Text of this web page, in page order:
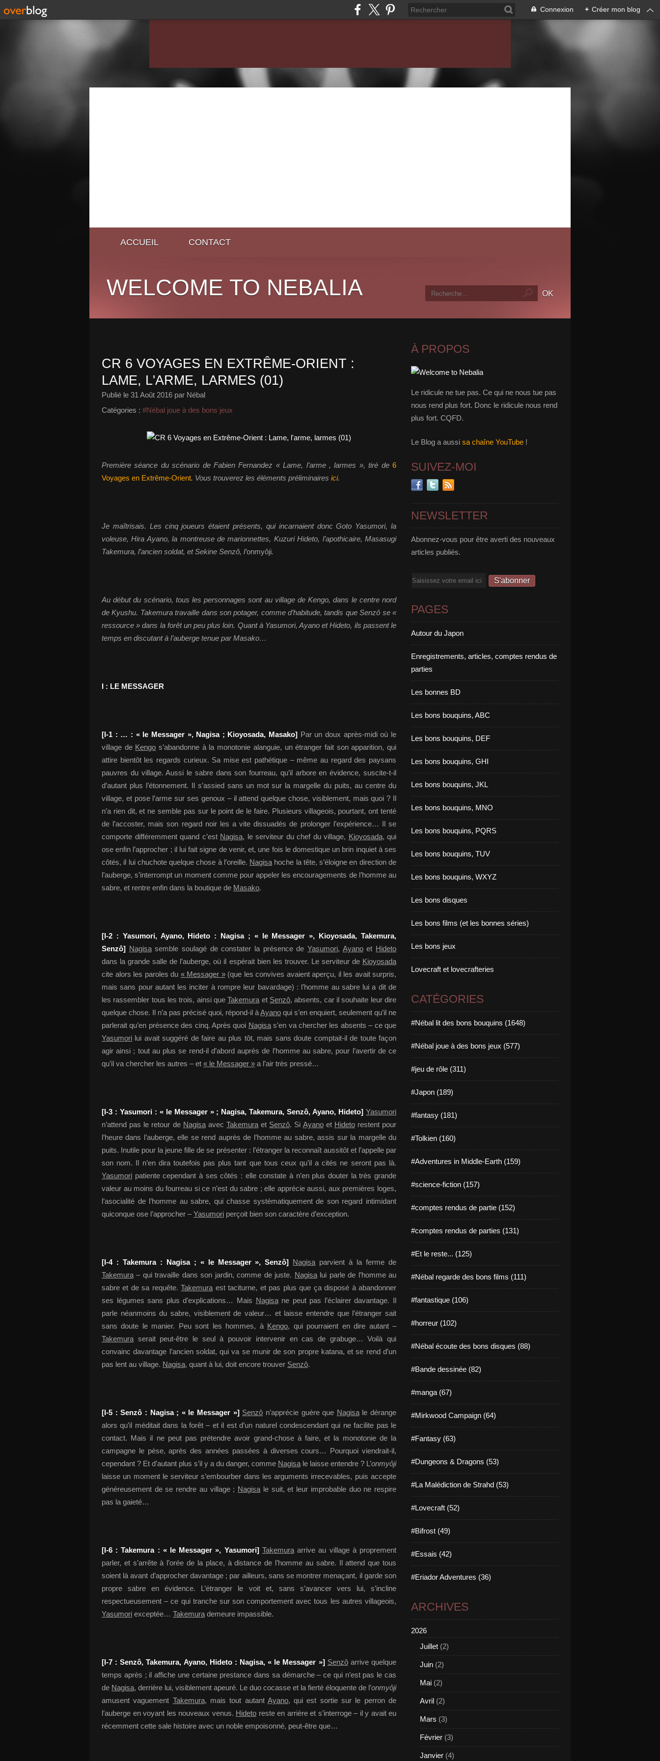
Connexion + Créer mon blog
ACCUEIL CONTACT
WELCOME TO NEBALIA
CR 6 VOYAGES EN EXTRÊME-ORIENT :
LAME, L'ARME, LARMES (01)
Publié le 31 Août 2016 par Nébal
Catégories : #Nébal joue à des bons jeux
Première séance du scénario de Fabien Fernandez « Lame, l’arme , larmes », tiré de 6
Voyages en Extrême-Orient. Vous trouverez les éléments préliminaires ici.
Je maîtrisais. Les cinq joueurs étaient présents, qui incarnaient donc Goto Yasumori, la
voleuse, Hira Ayano, la montreuse de marionnettes, Kuzuri Hideto, l’apothicaire, Masasugi
Takemura, l’ancien soldat, et Sekine Senzô, l’onmyôji.
Au début du scénario, tous les personnages sont au village de Kengo, dans le centre nord
de Kyushu. Takemura travaille dans son potager, comme d’habitude, tandis que Senzô se «
ressource » dans la forêt un peu plus loin. Quant à Yasumori, Ayano et Hideto, ils passent le
temps en discutant à l’auberge tenue par Masako…
I : LE MESSAGER
[I-1 : … : « le Messager », Nagisa ; Kioyosada, Masako] Par un doux après-midi où le
village de Kengo s’abandonne à la monotonie alanguie, un étranger fait son apparition, qui
attire bientôt les regards curieux. Sa mise est pathétique – même au regard des paysans
pauvres du village. Aussi le sabre dans son fourreau, qu’il arbore en évidence, suscite-t-il
d’autant plus l’étonnement. Il s’assied sans un mot sur la margelle du puits, au centre du
village, et pose l’arme sur ses genoux – il attend quelque chose, visiblement, mais quoi ? Il
n’a rien dit, et ne semble pas sur le point de le faire. Plusieurs villageois, pourtant, ont tenté
de l’accoster, mais son regard noir les a vite dissuadés de prolonger l’expérience… Il se
comporte différemment quand c’est Nagisa, le serviteur du chef du village, Kioyosada, qui
ose enfin l’approcher ; il lui fait signe de venir, et, une fois le domestique un brin inquiet à ses
côtés, il lui chuchote quelque chose à l’oreille. Nagisa hoche la tête, s’éloigne en direction de
l’auberge, s’interrompt un moment comme pour appeler les encouragements de l’homme au
sabre, et rentre enfin dans la boutique de Masako.
[I-2 : Yasumori, Ayano, Hideto : Nagisa ; « le Messager », Kioyosada, Takemura,
Senzô] Nagisasemble soulagé de constater la présence deYasumori, Ayanoet Hideto
dans la grande salle de l’auberge, où il espérait bien les trouver. Le serviteur de Kioyosada
cite alors les paroles du « Messager »(que les convives avaient aperçu, il les avait surpris,
mais sans pour autant les inciter à rompre leur bavardage) : l’homme au sabre lui a dit de
les rassembler tous les trois, ainsi queTakemura et Senzô, absents, car il souhaite leur dire
quelque chose. Il n’a pas précisé quoi, répond-il àAyano qui s’en enquiert, seulement qu’il ne
parlerait qu’en présence des cinq. Après quoi Nagisas’en va chercher les absents – ce que
Yasumori lui avait suggéré de faire au plus tôt, mais sans doute comptait-il de toute façon
agir ainsi ; tout au plus se rend-il d’abord auprès de l’homme au sabre, pour l’avertir de ce
qu’il va chercher les autres – et « le Messager » a l’air très pressé…
[I-3 : Yasumori : « le Messager » ; Nagisa, Takemura, Senzô, Ayano, Hideto] Yasumori
n’attend pas le retour de Nagisaavec Takemuraet Senzô. Si Ayanoet Hidetorestent pour
l’heure dans l’auberge, elle se rend auprès de l’homme au sabre, assis sur la margelle du
puits. Inutile pour la jeune fille de se présenter : l’étranger la reconnaît aussitôt et l’appelle par
son nom. Il n’en dira toutefois pas plus tant que tous ceux qu’il a cités ne seront pas là.
Yasumori patiente cependant à ses côtés : elle constate à n’en plus douter la très grande
valeur au moins du fourreau si ce n’est du sabre ; elle apprécie aussi, aux premières loges,
l’asocialité de l’homme au sabre, qui chasse systématiquement de son regard intimidant
quiconque ose l’approcher –Yasumori perçoit bien son caractère d’exception.
[I-4 : Takemura : Nagisa ; « le Messager », Senzô] Nagisa parvient à la ferme de
Takemura – qui travaille dans son jardin, comme de juste. Nagisalui parle de l’homme au
sabre et de sa requête.Takemura est taciturne, et pas plus que ça disposé à abandonner
ses légumes sans plus d’explications… Mais Nagisane peut pas l’éclairer davantage. Il
parle néanmoins du sabre, visiblement de valeur… et laisse entendre que l’étranger sait
sans doute le manier. Peu sont les hommes, à Kengo, qui pourraient en dire autant –
Takemura serait peut-être le seul à pouvoir intervenir en cas de grabuge… Voilà qui
convainc davantage l’ancien soldat, qui va se munir de son propre katana, et se rend d’un
pas lent au village. Nagisa, quant à lui, doit encore trouver Senzô.
[I-5 : Senzô : Nagisa ; « le Messager »] Senzô n’apprécie guère que Nagisale dérange
alors qu’il méditait dans la forêt – et il est d’un naturel condescendant qui ne facilite pas le
contact. Mais il ne peut pas prétendre avoir grand-chose à faire, et la monotonie de la
campagne le pèse, après des années passées à diverses cours… Pourquoi viendrait-il,
cependant ? Et d’autant plus s’il y a du danger, comme Nagisa le laisse entendre ? L’onmyôji
laisse un moment le serviteur s’embourber dans les arguments irrecevables, puis accepte
généreusement de se rendre au village ; Nagisa le suit, et leur improbable duo ne respire
pas la gaieté…
[I-6 : Takemura : « le Messager », Yasumori] Takemuraarrive au village à proprement
parler, et s’arrête à l’orée de la place, à distance de l’homme au sabre. Il attend que tous
soient là avant d’approcher davantage ; par ailleurs, sans se montrer menaçant, il garde son
propre sabre en évidence. L’étranger le voit et, sans s’avancer vers lui, s’incline
respectueusement – ce qui tranche sur son comportement avec tous les autres villageois,
Yasumori exceptée… Takemura demeure impassible.
[I-7 : Senzô, Takemura, Ayano, Hideto : Nagisa, « le Messager »] Senzôarrive quelque
temps après ; il affiche une certaine prestance dans sa démarche – ce qui n’est pas le cas
de Nagisa, derrière lui, visiblement apeuré. Le duo cocasse et la fierté éloquente de l’onmyôji
amusent vaguement Takemura, mais tout autant Ayano, qui est sortie sur le perron de
l’auberge en voyant les nouveaux venus. Hideto reste en arrière et s’interroge – il y avait eu
récemment cette sale histoire avec un noble empoisonné, peut-être que…
À PROPOS
Le ridicule ne tue pas. Ce qui ne nous tue pas
nous rend plus fort. Donc le ridicule nous rend
plus fort. CQFD.
Le Blog a aussi sa chaîne YouTube !
SUIVEZ-MOI
NEWSLETTER
Abonnez-vous pour être averti des nouveaux
articles publiés.
Email
PAGES
Autour du Japon
Enregistrements, articles, comptes rendus de
parties
Les bonnes BD
Les bons bouquins, ABC
Les bons bouquins, DEF
Les bons bouquins, GHI
Les bons bouquins, JKL
Les bons bouquins, MNO
Les bons bouquins, PQRS
Les bons bouquins, TUV
Les bons bouquins, WXYZ
Les bons disques
Les bons films (et les bonnes séries)
Les bons jeux
Lovecraft et lovecrafteries
CATÉGORIES
#Nébal lit des bons bouquins (1648)
#Nébal joue à des bons jeux (577)
#jeu de rôle (311)
#Japon (189)
#fantasy (181)
#Tolkien (160)
#Adventures in Middle-Earth (159)
#science-fiction (157)
#comptes rendus de partie (152)
#comptes rendus de parties (131)
#Et le reste... (125)
#Nébal regarde des bons films (111)
#fantastique (106)
#horreur (102)
#Nébal écoute des bons disques (88)
#Bande dessinée (82)
#manga (67)
#Mirkwood Campaign (64)
#Fantasy (63)
#Dungeons & Dragons (53)
#La Malédiction de Strahd (53)
#Lovecraft (52)
#Bifrost (49)
#Essais (42)
#Eriador Adventures (36)
ARCHIVES
2026
Juillet (2)
Juin (2)
Mai (2)
Avril (2)
Mars (3)
Février (3)
Janvier (4)